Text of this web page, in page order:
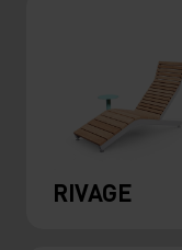
RIVAGE